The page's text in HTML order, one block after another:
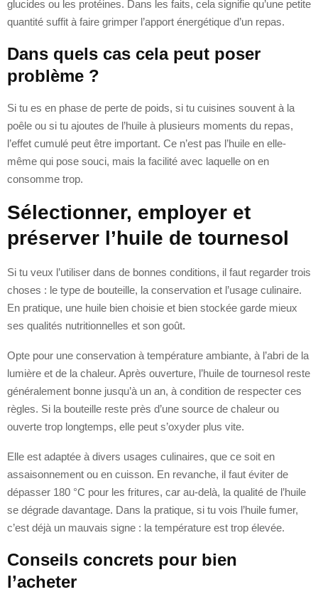
glucides ou les protéines. Dans les faits, cela signifie qu’une petite
quantité suffit à faire grimper l’apport énergétique d’un repas.
Dans quels cas cela peut poser
problème ?
Si tu es en phase de perte de poids, si tu cuisines souvent à la
poêle ou si tu ajoutes de l’huile à plusieurs moments du repas,
l’effet cumulé peut être important. Ce n’est pas l’huile en elle-
même qui pose souci, mais la facilité avec laquelle on en
consomme trop.
Sélectionner, employer et
préserver l’huile de tournesol
Si tu veux l’utiliser dans de bonnes conditions, il faut regarder trois
choses : le type de bouteille, la conservation et l’usage culinaire.
En pratique, une huile bien choisie et bien stockée garde mieux
ses qualités nutritionnelles et son goût.
Opte pour une conservation à température ambiante, à l’abri de la
lumière et de la chaleur. Après ouverture, l’huile de tournesol reste
généralement bonne jusqu’à un an, à condition de respecter ces
règles. Si la bouteille reste près d’une source de chaleur ou
ouverte trop longtemps, elle peut s’oxyder plus vite.
Elle est adaptée à divers usages culinaires, que ce soit en
assaisonnement ou en cuisson. En revanche, il faut éviter de
dépasser 180 °C pour les fritures, car au-delà, la qualité de l’huile
se dégrade davantage. Dans la pratique, si tu vois l’huile fumer,
c’est déjà un mauvais signe : la température est trop élevée.
Conseils concrets pour bien
l’acheter